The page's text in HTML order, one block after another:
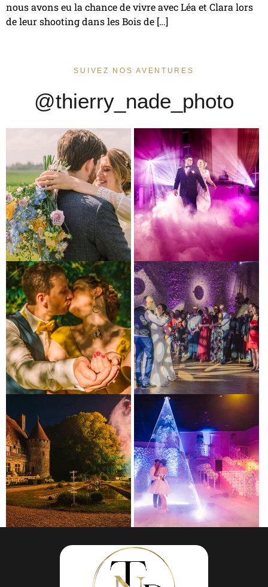
nous avons eu la chance de vivre avec Léa et Clara lors
de leur shooting dans les Bois de […]
SUIVEZ NOS AVENTURES
@thierry_nade_photo